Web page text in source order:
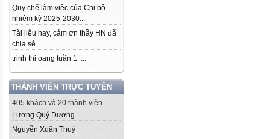
Quy chế làm việc của Chi bộ
nhiệm kỳ 2025-2030...
Tài liệu hay, cảm ơn thầy HN đã
chia sẻ....
trinh thi oang tuần 1 ...
THÀNH VIÊN TRỰC TUYẾN
405 khách và 20 thành viên
Lương Quý Dương
Nguyễn Xuân Thuỷ